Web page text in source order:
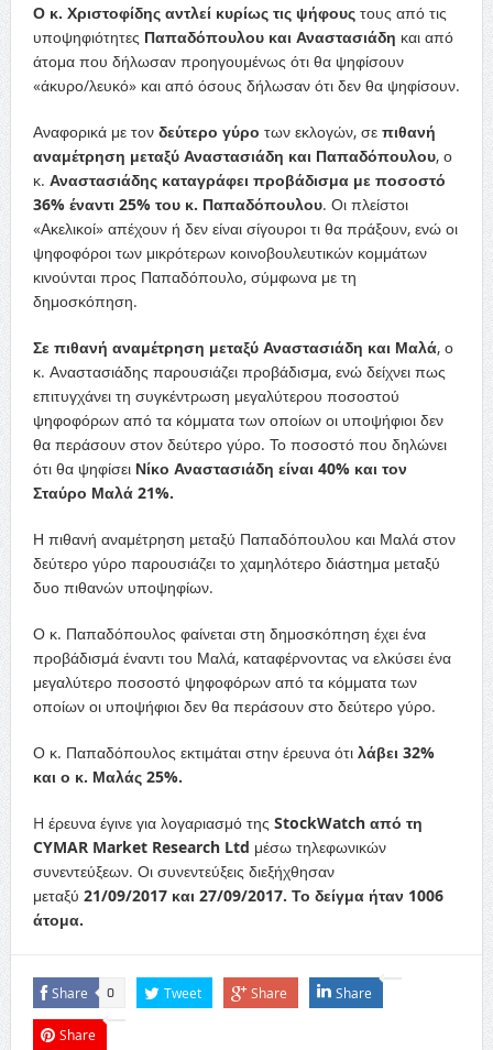
Ο κ. Χριστοφίδης αντλεί κυρίως τις ψήφουςτους από τις
υποψηφιότητες Παπαδόπουλου και Αναστασιάδη και από
άτομα που δήλωσαν προηγουμένως ότι θα ψηφίσουν
«άκυρο/λευκό» και από όσους δήλωσαν ότι δεν θα ψηφίσουν.
Αναφορικά με τον δεύτερο γύρο των εκλογών, σε πιθανή
αναμέτρηση μεταξύ Αναστασιάδη και Παπαδόπουλου, ο
κ. Αναστασιάδης καταγράφει προβάδισμα με ποσοστό
36% έναντι 25% του κ. Παπαδόπουλου. Οι πλείστοι
«Ακελικοί» απέχουν ή δεν είναι σίγουροι τι θα πράξουν, ενώ οι
ψηφοφόροι των μικρότερων κοινοβουλευτικών κομμάτων
κινούνται προς Παπαδόπουλο, σύμφωνα με τη
δημοσκόπηση.
Σε πιθανή αναμέτρηση μεταξύ Αναστασιάδη και Μαλά, ο
κ. Αναστασιάδης παρουσιάζει προβάδισμα, ενώ δείχνει πως
επιτυγχάνει τη συγκέντρωση μεγαλύτερου ποσοστού
ψηφοφόρων από τα κόμματα των οποίων οι υποψήφιοι δεν
θα περάσουν στον δεύτερο γύρο. Το ποσοστό που δηλώνει
ότι θα ψηφίσει Νίκο Αναστασιάδη είναι 40% και τον
Σταύρο Μαλά 21%.
Η πιθανή αναμέτρηση μεταξύ Παπαδόπουλου και Μαλά στον
δεύτερο γύρο παρουσιάζει το χαμηλότερο διάστημα μεταξύ
δυο πιθανών υποψηφίων.
Ο κ. Παπαδόπουλος φαίνεται στη δημοσκόπηση έχει ένα
προβάδισμά έναντι του Μαλά, καταφέρνοντας να ελκύσει ένα
μεγαλύτερο ποσοστό ψηφοφόρων από τα κόμματα των
οποίων οι υποψήφιοι δεν θα περάσουν στο δεύτερο γύρο.
Ο κ. Παπαδόπουλος εκτιμάται στην έρευνα ότι λάβει 32%
και ο κ. Μαλάς 25%.
H έρευνα έγινε για λογαριασμό της StockWatch από τη
CYMAR Market Research Ltd μέσω τηλεφωνικών
συνεντεύξεων. Οι συνεντεύξεις διεξήχθησαν
μεταξύ 21/09/2017 και 27/09/2017. Το δείγμα ήταν 1006
άτομα.
Share 0 Tweet Share Share
Share